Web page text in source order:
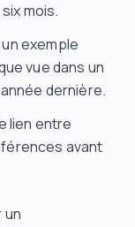
mois.
exemple
vue dans un
dernière.
lien entre
avant
un